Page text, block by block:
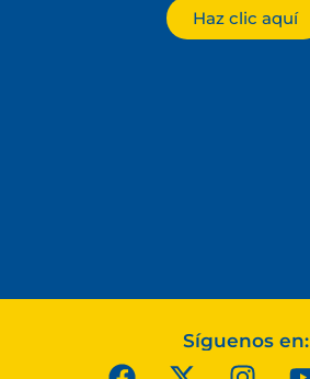
Haz clic aquí
Síguenos en: